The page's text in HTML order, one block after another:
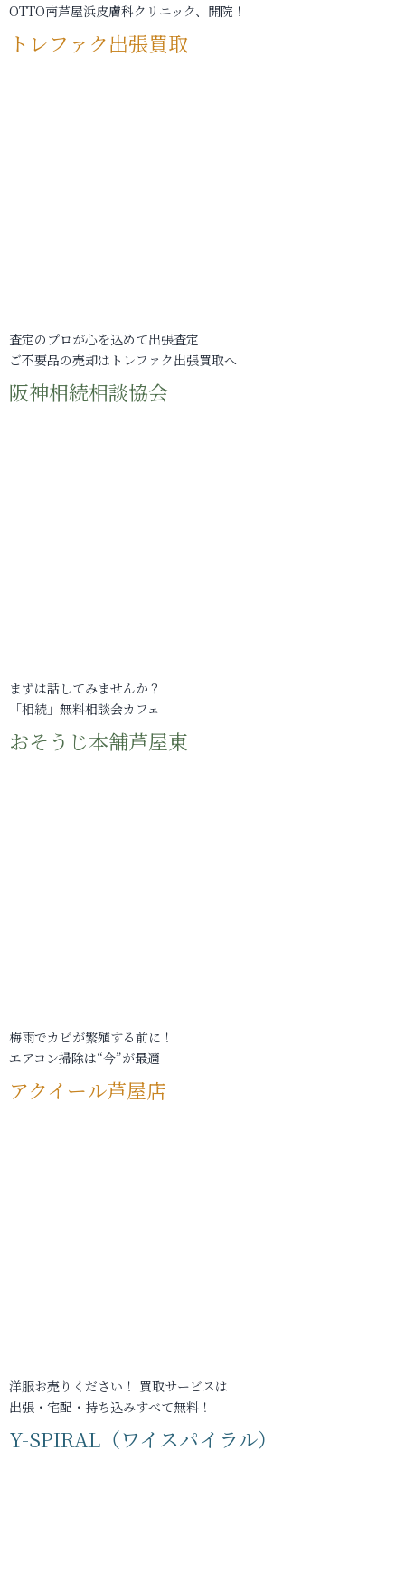
OTTO南芦屋浜皮膚科クリニック、開院！
トレファク出張買取
査定のプロが心を込めて出張査定
ご不要品の売却はトレファク出張買取へ
阪神相続相談協会
まずは話してみませんか？
「相続」無料相談会カフェ
おそうじ本舗芦屋東
梅雨でカビが繁殖する前に！
エアコン掃除は“今”が最適
アクイール芦屋店
洋服お売りください！ 買取サービスは
出張・宅配・持ち込みすべて無料！
Y-SPIRAL（ワイスパイラル）